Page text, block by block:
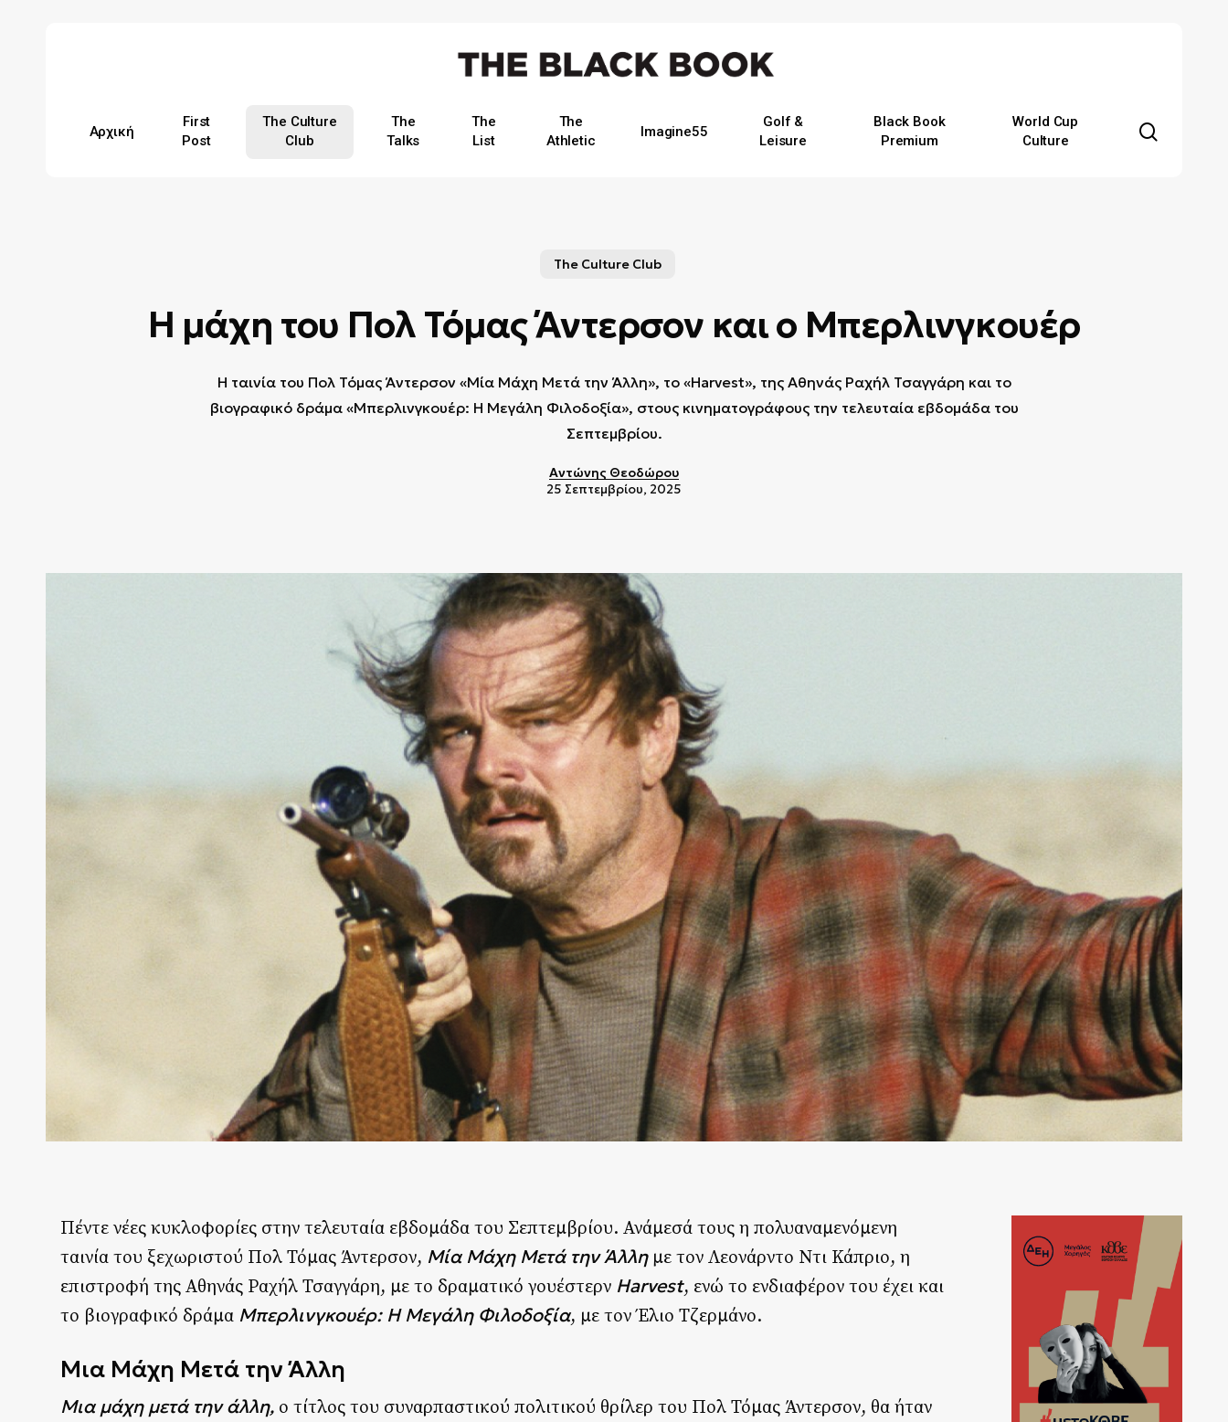
Αρχική
First
Post
The Culture
Club
The
Talks
The
List
The
Athletic
Imagine55
Golf &
Leisure
Black Book
Premium
World Cup
Culture
The Culture Club
Η μάχη του Πολ Τόμας Άντερσον και ο Μπερλινγκουέρ
Η ταινία του Πολ Τόμας Άντερσον «Μία Μάχη Μετά την Άλλη», το «Harvest», της Αθηνάς Ραχήλ Τσαγγάρη και το
βιογραφικό δράμα «Μπερλινγκουέρ: Η Μεγάλη Φιλοδοξία», στους κινηματογράφους την τελευταία εβδομάδα του
Σεπτεμβρίου.
Αντώνης Θεοδώρου
25 Σεπτεμβρίου, 2025
Πέντε νέες κυκλοφορίες στην τελευταία εβδομάδα του Σεπτεμβρίου. Ανάμεσά τους η πολυαναμενόμενη
ταινία του ξεχωριστού Πολ Τόμας Άντερσον, Μία Μάχη Μετά την Άλλημε τον Λεονάρντο Ντι Κάπριο, η
επιστροφή της Αθηνάς Ραχήλ Τσαγγάρη, με το δραματικό γουέστερν Harvest, ενώ το ενδιαφέρον του έχει και
το βιογραφικό δράμα Μπερλινγκουέρ: Η Μεγάλη Φιλοδοξία, με τον Έλιο Τζερμάνο.
Μια Μάχη Μετά την Άλλη
Μια μάχη μετά την άλλη, ο τίτλος του συναρπαστικού πολιτικού θρίλερ του Πολ Τόμας Άντερσον, θα ήταν